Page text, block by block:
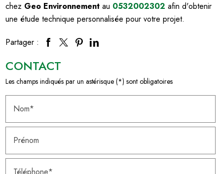
chez Geo Environnement au 0532002302 afin d'obtenir
une étude technique personnalisée pour votre projet.
Partager :
CONTACT
Les champs indiqués par un astérisque (*) sont obligatoires
Nom*
Prénom